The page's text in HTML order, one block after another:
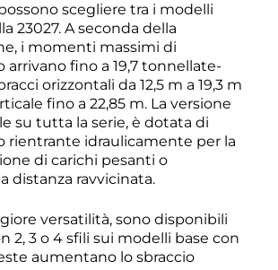
scegliere tra i modelli
23027. A seconda della
i momenti massimi di
arrivano fino a 19,7 tonnellate-
orizzontali da 12,5 m a 19,3 m
fino a 22,85 m. La versione
su tutta la serie, è dotata di
rientrante idraulicamente per la
di carichi pesanti o
distanza ravvicinata.
versatilità, sono disponibili
2, 3 o 4 sfili sui modelli base con
aumentano lo sbraccio